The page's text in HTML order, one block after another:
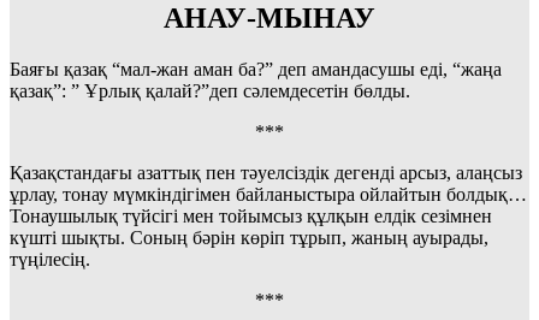
АНАУ-МЫНАУ
Баяғы қазақ “мал-жан аман ба?” деп амандасушы еді, “жаңа
қазақ”: ” Ұрлық қалай?”деп сәлемдесетін бөлды.
***
Қазақстандағы азаттық пен тәуелсіздік дегенді арсыз, алаңсыз
ұрлау, тонау мүмкіндігімен байланыстыра ойлайтын болдық…
Тонаушылық түйсігі мен тойымсыз құлқын елдік сезімнен
күшті шықты. Соның бәрін көріп тұрып, жаның ауырады,
түңілесің.
***